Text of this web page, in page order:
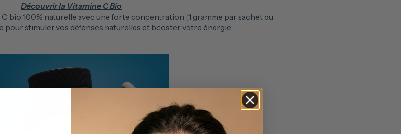
Découvrir la Vitamine C Bio
bio 100% naturelle avec une forte concentration (1 gramme par sachet ou
pour stimuler vos défenses naturelles et booster votre énergie.